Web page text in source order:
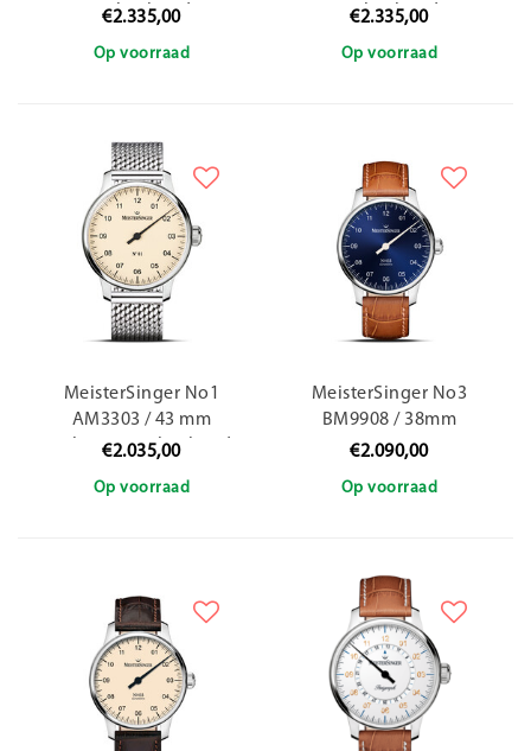
stalen band
€2.335,00
Op voorraad
stalen band
€2.335,00
Op voorraad
MeisterSinger No1
AM3303 / 43 mm
Milanees Stalen band
€2.035,00
Op voorraad
MeisterSinger No3
BM9908 / 38mm
€2.090,00
Op voorraad